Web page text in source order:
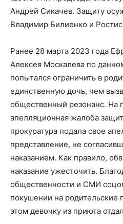
Андрей Сикачев. Защиту
Владимир Билиенко и
Ранее 28 марта 2023 года
Алексея Москалева по
попытался ограничить в
единственную дочь, чем
общественный резонанс. На
апелляционная жалоба
прокуратура подала свое
представление, не
наказанием. Как правило,
наказание ужесточить.
общественности и СМИ
покушении на родительские
этом девочку из приюта